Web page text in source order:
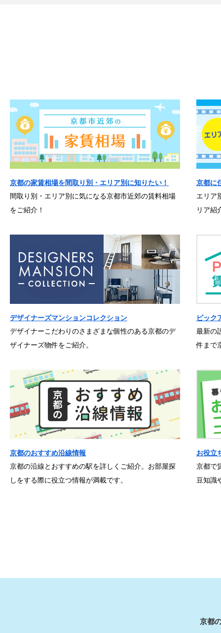
京都の家賃相場を間取り別・エリア別に知りたい！
間取り別・エリア別に気になる京都市近郊の賃料相場
をご紹介！
京都に
エリア
リア紹
デザイナーズマンションコレクション
デザイナーこだわりのさまざまな個性のある京都のデ
ザイナーズ物件をご紹介。
ピック
最新の
件まで
京都のおすすめ沿線情報
京都の沿線とおすすめの駅を詳しくご紹介。お部屋探
しをする際に役立つ情報が満載です。
お役立
京都で
豆知識
京都